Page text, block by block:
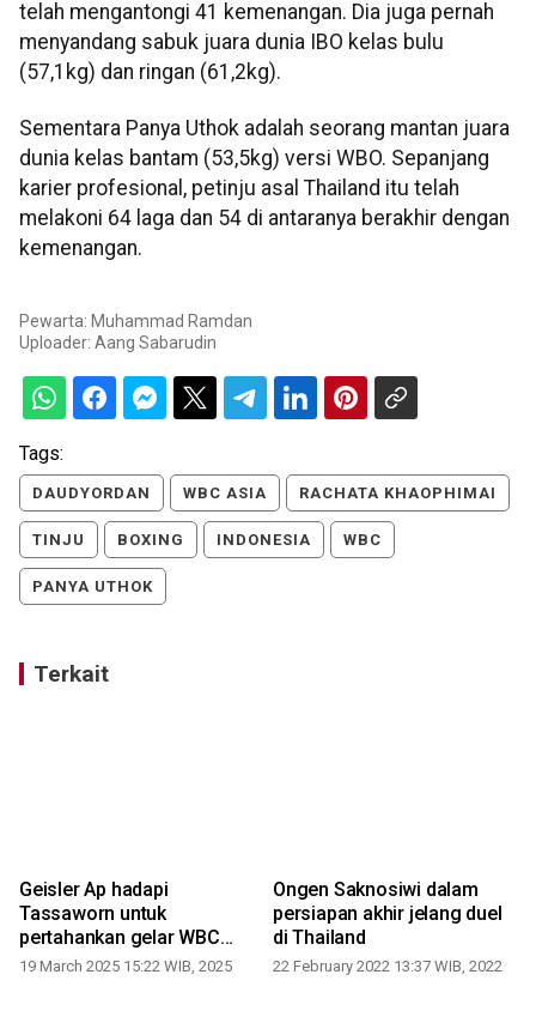
telah mengantongi 41 kemenangan. Dia juga pernah
menyandang sabuk juara dunia IBO kelas bulu
(57,1kg) dan ringan (61,2kg).
Sementara Panya Uthok adalah seorang mantan juara
dunia kelas bantam (53,5kg) versi WBO. Sepanjang
karier profesional, petinju asal Thailand itu telah
melakoni 64 laga dan 54 di antaranya berakhir dengan
kemenangan.
Pewarta: Muhammad Ramdan
Uploader: Aang Sabarudin
Tags:
DAUDYORDAN WBC ASIA RACHATA KHAOPHIMAI
TINJU BOXING INDONESIA WBC
PANYA UTHOK
Terkait
Geisler Ap hadapi
Tassaworn untuk
pertahankan gelar WBC
pada 29 Maret
19 March 2025 15:22 WIB, 2025
Ongen Saknosiwi dalam
persiapan akhir jelang duel
di Thailand
22 February 2022 13:37 WIB, 2022